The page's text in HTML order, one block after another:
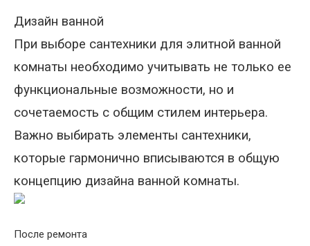
Дизайн ванной
При выборе сантехники для элитной ванной
комнаты необходимо учитывать не только ее
функциональные возможности, но и
сочетаемость с общим стилем интерьера.
Важно выбирать элементы сантехники,
которые гармонично вписываются в общую
концепцию дизайна ванной комнаты.
После ремонта